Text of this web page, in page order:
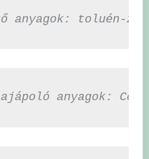
anyagok: toluén-
anyagok: